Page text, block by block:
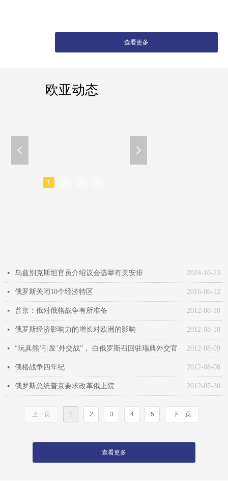
查看更多
2024-10-23
넷 乌兹别克斯坦官员介绍议会选举有关安排
2016-06-12
넷 俄罗斯关闭10个经济特区
2012-08-10
넷 普京：俄对俄格战争有所准备
2012-08-10
넷 俄罗斯经济影响力的增长对欧洲的影响
2012-08-09
넷 “玩具熊‘引发’外交战”， 白俄罗斯召回驻瑞典外交官
2012-08-08
넷 俄格战争四年纪
2012-07-30
넷 俄罗斯总统普京要求改革俄上院
上一页 1 2 3 4 5 下一页
欧亚动态
查看更多
1
넳 넲